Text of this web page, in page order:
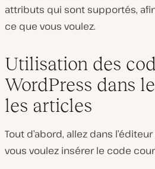
attributs qui sont supportés,
ce que vous voulez.
Utilisation des
WordPress dans
les articles
Tout d’abord, allez dans
vous voulez insérer le code